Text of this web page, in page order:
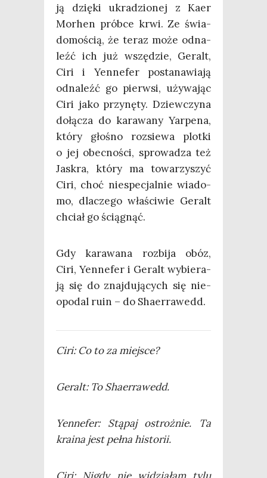
ją dzię­ki ukra­dzio­nej z Kaer
Mor­hen prób­ce krwi. Ze świa­
do­mo­ścią, że teraz może odna­
leźć ich już wszę­dzie, Geralt,
Ciri i Yen­ne­fer posta­na­wia­ją
odna­leźć go pierw­si, uży­wa­jąc
Ciri jako przy­nę­ty. Dziew­czy­na
dołą­cza do kara­wa­ny Yar­pe­na,
któ­ry gło­śno roz­sie­wa plot­ki
o jej obec­no­ści, spro­wa­dza też
Jaskra, któ­ry ma towa­rzy­szyć
Ciri, choć nie­spe­cjal­nie wia­do­
mo, dla­cze­go wła­ści­wie Geralt
chciał go ściągnąć.
Gdy kara­wa­na roz­bi­ja obóz,
Ciri, Yen­ne­fer i Geralt wybie­ra­
ją się do znaj­du­ją­cych się nie­
opo­dal ruin – do Shaerrawedd.
Ciri: Co to za miejsce?
Geralt: To Shaerrawedd.
Yen­ne­fer: Stą­paj ostroż­nie. Ta
kra­ina jest peł­na historii.
Ciri: Nigdy nie widzia­łam tylu